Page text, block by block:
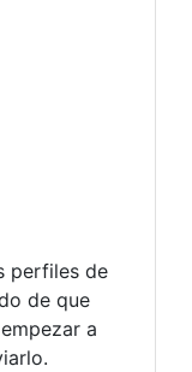
perfiles de
de que
a